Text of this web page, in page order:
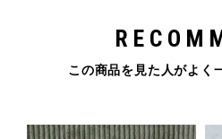
この商品を見た人がよく